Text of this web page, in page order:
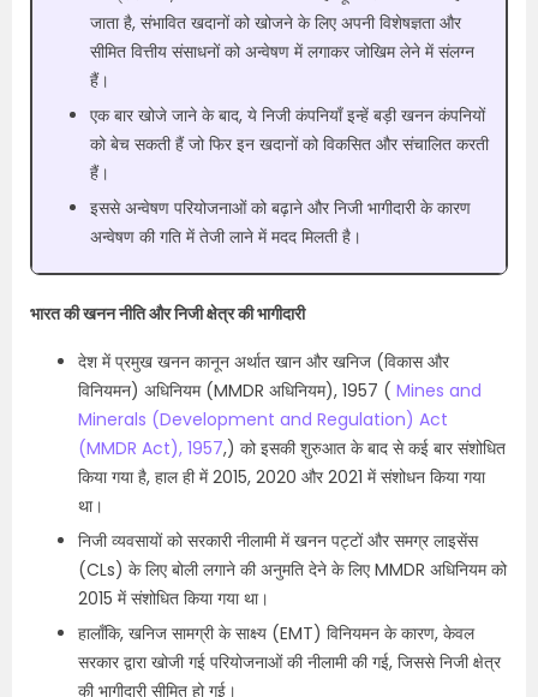
जाता है, संभावित खदानों को खोजने के लिए अपनी विशेषज्ञता और
सीमित वित्तीय संसाधनों को अन्वेषण में लगाकर जोखिम लेने में संलग्न
हैं।
एक बार खोजे जाने के बाद, ये निजी कंपनियाँ इन्हें बड़ी खनन कंपनियों
को बेच सकती हैं जो फिर इन खदानों को विकसित और संचालित करती
हैं।
इससे अन्वेषण परियोजनाओं को बढ़ाने और निजी भागीदारी के कारण
अन्वेषण की गति में तेजी लाने में मदद मिलती है।
भारत की खनन नीति और निजी क्षेत्र की भागीदारी
देश में प्रमुख खनन कानून अर्थात खान और खनिज (विकास और
विनियमन) अधिनियम (MMDR अधिनियम), 1957 ( Mines and
Minerals (Development and Regulation) Act
(MMDR Act), 1957,) को इसकी शुरुआत के बाद से कई बार संशोधित
किया गया है, हाल ही में 2015, 2020 और 2021 में संशोधन किया गया
था।
निजी व्यवसायों को सरकारी नीलामी में खनन पट्टों और समग्र लाइसेंस
(CLs) के लिए बोली लगाने की अनुमति देने के लिए MMDR अधिनियम को
2015 में संशोधित किया गया था।
हालाँकि, खनिज सामग्री के साक्ष्य (EMT) विनियमन के कारण, केवल
सरकार द्वारा खोजी गई परियोजनाओं की नीलामी की गई, जिससे निजी क्षेत्र
की भागीदारी सीमित हो गई।